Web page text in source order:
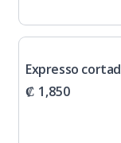
Expresso
₡ 1,850